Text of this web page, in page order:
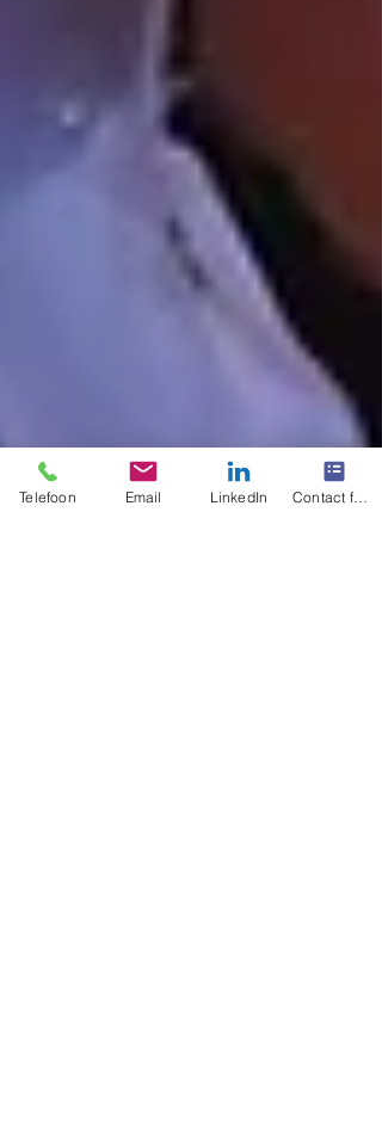
Telefoon Email LinkedIn Contact form